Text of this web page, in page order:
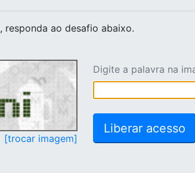
, responda ao desafio abaixo.
[trocar imagem]
Digite a palavra na